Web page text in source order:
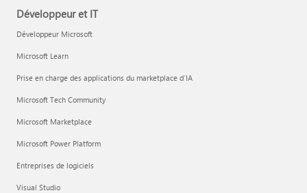
Développeur et IT
Développeur Microsoft
Microsoft Learn
Prise en charge des applications du marketplace d’IA
Microsoft Tech Community
Microsoft Marketplace
Microsoft Power Platform
Entreprises de logiciels
Visual Studio